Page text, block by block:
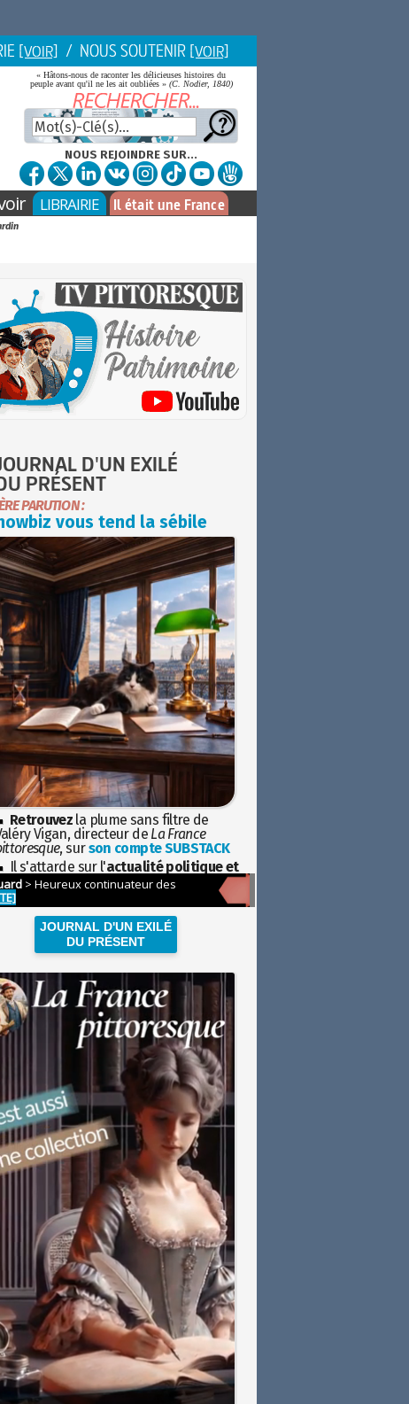
[VOIR] / NOUS SOUTENIR [VOIR]
« Hâtons-nous de raconter les délicieuses histoires du
peuple avant qu'il ne les ait oubliées » (C. Nodier, 1840)
NOUS REJOINDRE SUR...
LIBRAIRIE Il était une France
D'UN EXILÉ
PRÉSENT
PARUTION :
vous tend la sébile
Retrouvez la plume sans filtre de
Vigan, directeur de La France
, surson compte SUBSTACK
Il s'attarde sur l'actualité politique et
avec la hauteur de vue de
JOURNAL D'UN EXILÉ
DU PRÉSENT